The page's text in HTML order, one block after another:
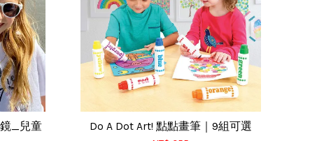
_兒童
Do A Dot Art! 點點畫筆｜9組可選